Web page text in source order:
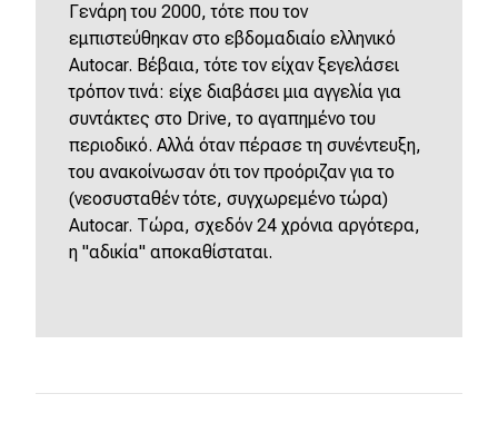
Γενάρη του 2000, τότε που τον
εμπιστεύθηκαν στο εβδομαδιαίο ελληνικό
Autocar. Βέβαια, τότε τον είχαν ξεγελάσει
τρόπον τινά: είχε διαβάσει μια αγγελία για
συντάκτες στο Drive, το αγαπημένο του
περιοδικό. Αλλά όταν πέρασε τη συνέντευξη,
του ανακοίνωσαν ότι τον προόριζαν για το
(νεοσυσταθέν τότε, συγχωρεμένο τώρα)
Autocar. Τώρα, σχεδόν 24 χρόνια αργότερα,
η "αδικία" αποκαθίσταται.